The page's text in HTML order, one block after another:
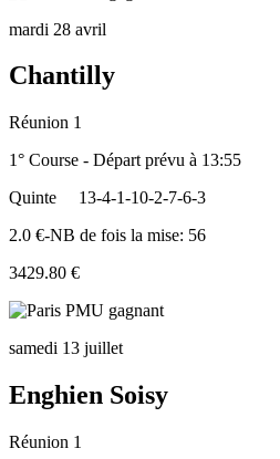
mardi 28 avril
Chantilly
Réunion 1
1° Course - Départ prévu à 13:55
Quinte
13-4-1-10-2-7-6-3
2.0 €-NB de fois la mise: 56
3429.80 €
samedi 13 juillet
Enghien Soisy
Réunion 1